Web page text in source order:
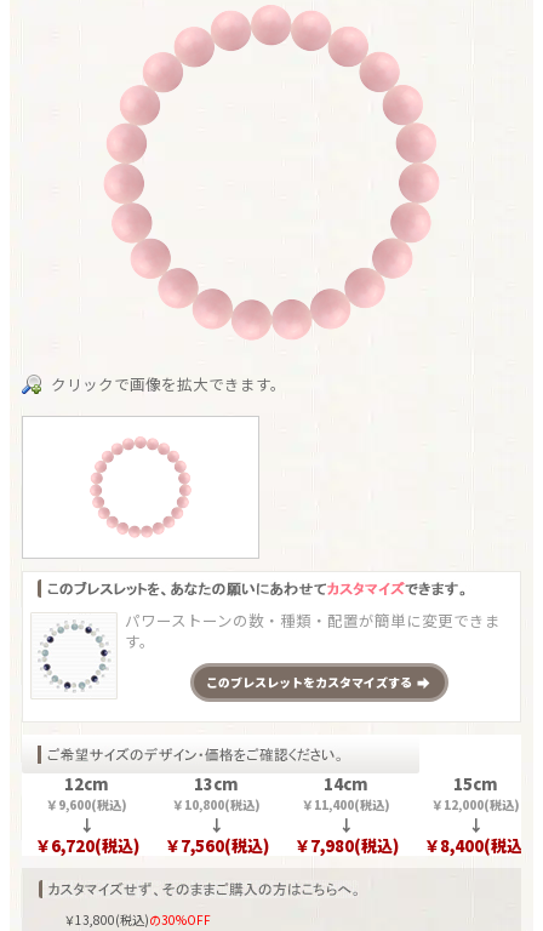
クリックで画像を拡大できます。
12cm
￥ 9,600(税込)
↓
￥6,720(税込)
13cm
￥ 10,800(税込)
↓
￥7,560(税込)
14cm
￥ 11,400(税込)
↓
￥7,980(税込)
15cm
￥ 12,000(税込)
↓
￥8,400(税込)
パワーストーンの数・種類・配置が簡単に変更できま
す。
このブレスレットをカスタマイズする
￥13,800(税込)の30%OFF